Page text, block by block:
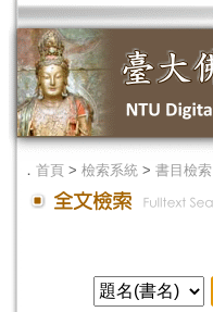
． 首頁 > 檢索系統 > 書目檢索